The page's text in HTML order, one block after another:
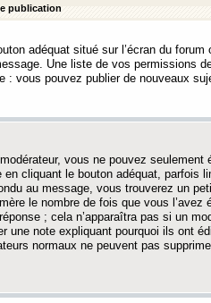
publication
adéquat situé sur l’écran du
Une liste de vos permissions
: vous pouvez publier de nouveaux
vous ne pouvez seulement
cliquant le bouton adéquat, parfois
au message, vous trouverez un
le nombre de fois que vous l’avez
; cela n’apparaîtra pas si un
une note expliquant pourquoi ils ont
normaux ne peuvent pas